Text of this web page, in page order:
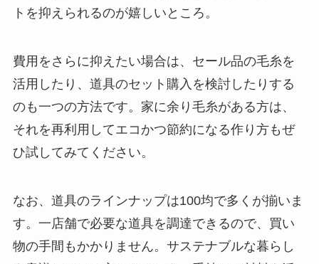
トを抑えられるのが嬉しいところ。
費用をさらに抑えたい場合は、セール品の毛糸を
活用したり、道具のセット購入を検討したりする
のも一つの方法です。家に余り毛糸がある方は、
それを再利用してエコかつ節約になる作り方もぜ
ひ試してみてください。
なお、道具のラインナップは100均で多くが揃いま
す。一店舗で必要な道具を調達できるので、買い
物の手間もかかりません。サステナブルな暮らし